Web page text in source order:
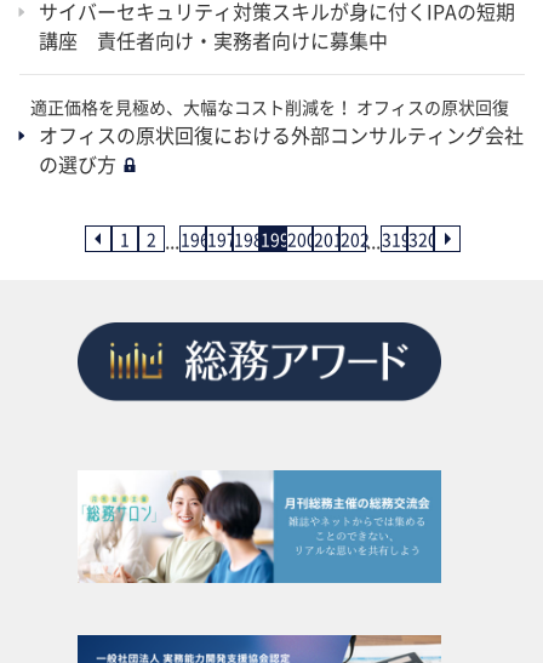
サイバーセキュリティ対策スキルが身に付くIPAの短期
講座 責任者向け・実務者向けに募集中
適正価格を見極め、大幅なコスト削減を！ オフィスの原状回復
オフィスの原状回復における外部コンサルティング会社
の選び方
1 2 ...196197198199200201202...319320